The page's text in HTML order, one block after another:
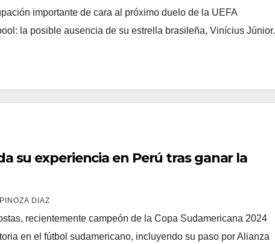
importante de cara al próximo duelo de la UEFA
la posible ausencia de su estrella brasileña, Vinícius Júnior.
su experiencia en Perú tras ganar la
DIAZ
recientemente campeón de la Copa Sudamericana 2024
en el fútbol sudamericano, incluyendo su paso por Alianza